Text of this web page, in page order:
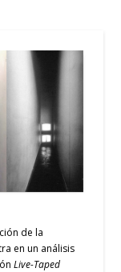
de la
en un análisis
Live-Taped